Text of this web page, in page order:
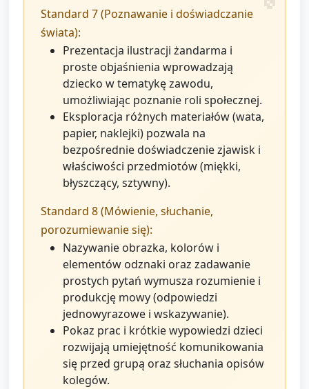
Standard 7 (Poznawanie i doświadczanie
świata):
Prezentacja ilustracji żandarma i
proste objaśnienia wprowadzają
dziecko w tematykę zawodu,
umożliwiając poznanie roli społecznej.
Eksploracja różnych materiałów (wata,
papier, naklejki) pozwala na
bezpośrednie doświadczenie zjawisk i
właściwości przedmiotów (miękki,
błyszczący, sztywny).
Standard 8 (Mówienie, słuchanie,
porozumiewanie się):
Nazywanie obrazka, kolorów i
elementów odznaki oraz zadawanie
prostych pytań wymusza rozumienie i
produkcję mowy (odpowiedzi
jednowyrazowe i wskazywanie).
Pokaz prac i krótkie wypowiedzi dzieci
rozwijają umiejętność komunikowania
się przed grupą oraz słuchania opisów
kolegów.